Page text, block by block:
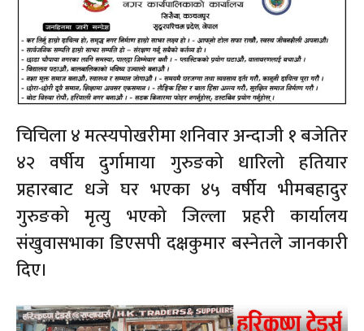
चिचिला ४ मत्स्यपोखरीमा शनिवार अन्दाजी १ बजेतिर
४२ वर्षीय दुर्गामाया गुरुङको धारिलो हतियार
प्रहारबाट धजे घर भएका ४५ वर्षीय भीमबहादुर
गुरुङको मृत्यु भएको जिल्ला प्रहरी कार्यालय
संखुवासभाका डिएसपी दक्षकुमार बस्नेतले जानकारी
दिए।